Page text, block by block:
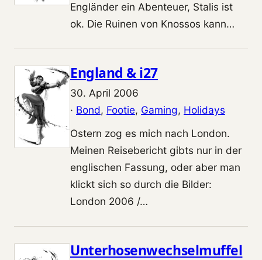
Engländer ein Abenteuer, Stalis ist
ok. Die Ruinen von Knossos kann…
England & i27
30. April 2006
· Bond, Footie, Gaming, Holidays
Ostern zog es mich nach London.
Meinen Reisebericht gibts nur in der
englischen Fassung, oder aber man
klickt sich so durch die Bilder:
London 2006 /…
Unterhosenwechselmuffel